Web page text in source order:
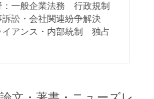
：一般企業法務 行政規制
訟・会社関連紛争解決
イアンス・内部統制 独占